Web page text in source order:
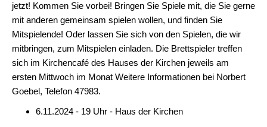
jetzt! Kommen Sie vorbei! Bringen Sie Spiele mit, die Sie gerne
mit anderen gemeinsam spielen wollen, und finden Sie
Mitspielende! Oder lassen Sie sich von den Spielen, die wir
mitbringen, zum Mitspielen einladen. Die Brettspieler treffen
sich im Kirchencafé des Hauses der Kirchen jeweils am
ersten Mittwoch im Monat Weitere Informationen bei Norbert
Goebel, Telefon 47983.
6.11.2024 - 19 Uhr - Haus der Kirchen